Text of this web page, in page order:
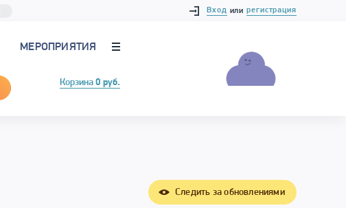
Вход или регистрация
МЕРОПРИЯТИЯ
Корзина 0 руб.
Следить за обновлениями